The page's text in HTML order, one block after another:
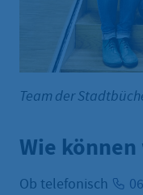
Team der
Wie
Ob telefonisch